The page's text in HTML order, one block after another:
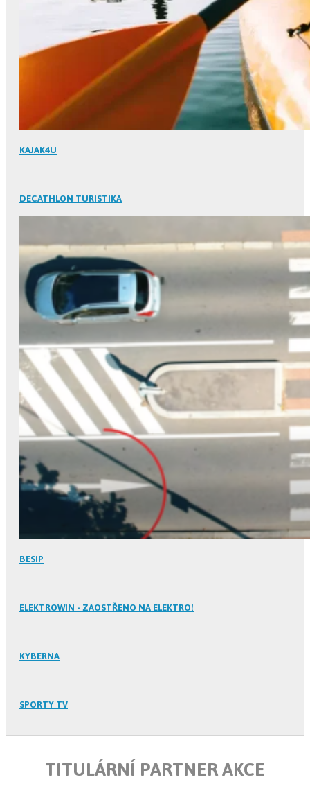
KAJAK4U
DECATHLON TURISTIKA
BESIP
ELEKTROWIN - ZAOSTŘENO NA ELEKTRO!
KYBERNA
SPORTY TV
TITULÁRNÍ PARTNER AKCE